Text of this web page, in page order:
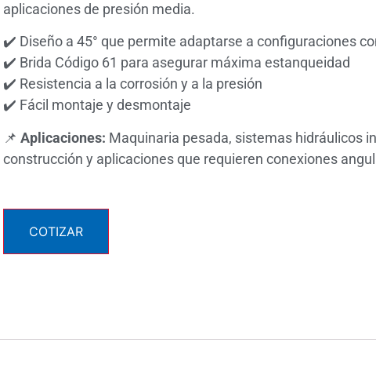
aplicaciones de presión media.
✔️ Diseño a 45° que permite adaptarse a configuraciones
✔️ Brida Código 61 para asegurar máxima estanqueidad
✔️ Resistencia a la corrosión y a la presión
✔️ Fácil montaje y desmontaje
📌 Aplicaciones: Maquinaria pesada, sistemas hidráulicos
construcción y aplicaciones que requieren conexiones
COTIZAR